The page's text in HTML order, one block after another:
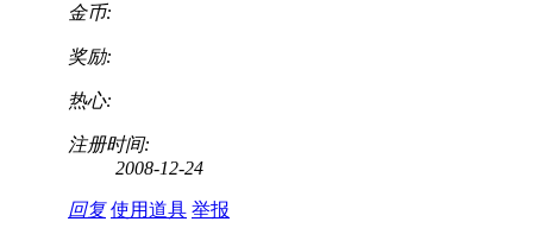
金币:
奖励:
热心:
注册时间:
2008-12-24
回复 使用道具 举报